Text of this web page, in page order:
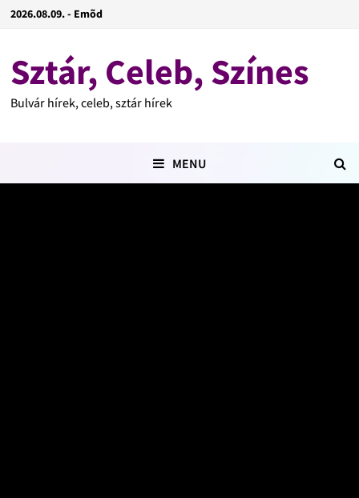
2026.08.09. - Emõd
Sztár, Celeb, Színes
Bulvár hírek, celeb, sztár hírek
MENU